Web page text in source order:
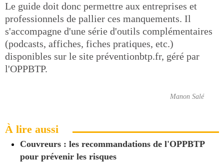
Le guide doit donc permettre aux entreprises et
professionnels de pallier ces manquements. Il
s'accompagne d'une série d'outils complémentaires
(podcasts, affiches, fiches pratiques, etc.)
disponibles sur le site préventionbtp.fr, géré par
l'OPPBTP.
Manon Salé
À lire aussi
Couvreurs : les recommandations de l'OPPBTP
pour prévenir les risques